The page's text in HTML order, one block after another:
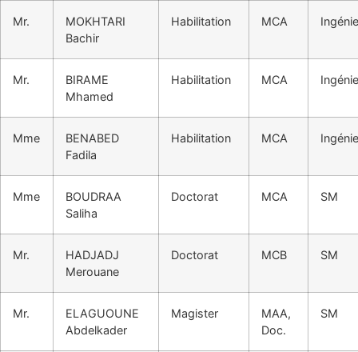
Mr.
MOKHTARI
Bachir
Habilitation MCA
Mr.
BIRAME
Mhamed
Habilitation MCA
Mme
BENABED
Fadila
Habilitation MCA
Mme
BOUDRAA
Saliha
Doctorat MCA SM
Mr.
HADJADJ
Merouane
Doctorat MCB SM
Mr.
ELAGUOUNE
Abdelkader
Magister
MAA,
Doc.
SM